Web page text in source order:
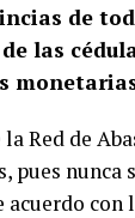
de
las
Red de
pues